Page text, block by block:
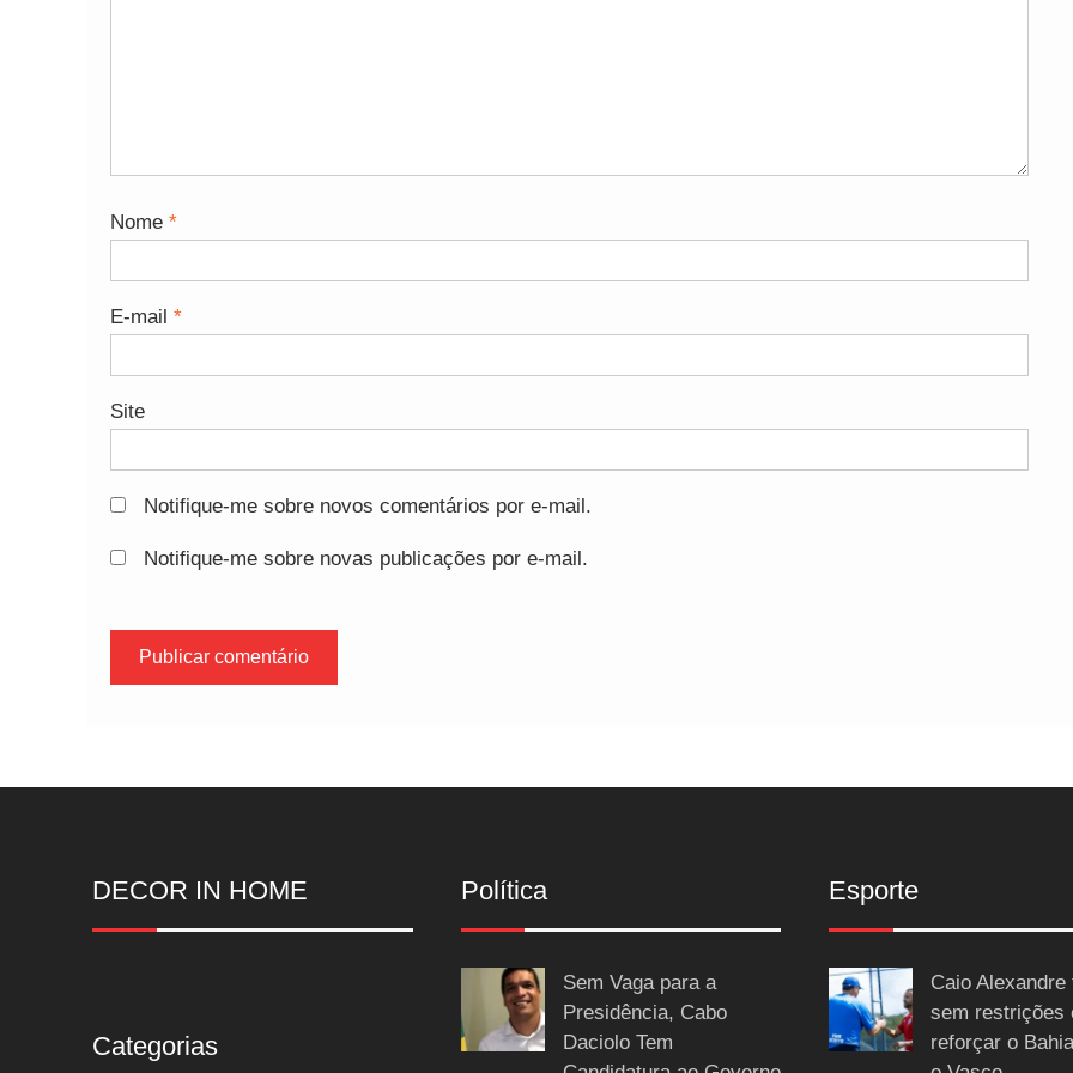
Nome *
E-mail *
Site
Notifique-me sobre novos comentários por e-mail.
Notifique-me sobre novas publicações por e-mail.
DECOR IN HOME
Categorias
Política
Sem Vaga para a
Presidência, Cabo
Daciolo Tem
Esporte
Caio Alexandre
sem restrições
reforçar o